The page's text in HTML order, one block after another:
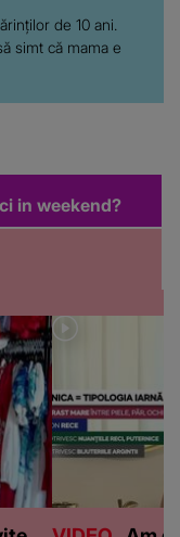
de 10 ani.
simt că mama e
in weekend?